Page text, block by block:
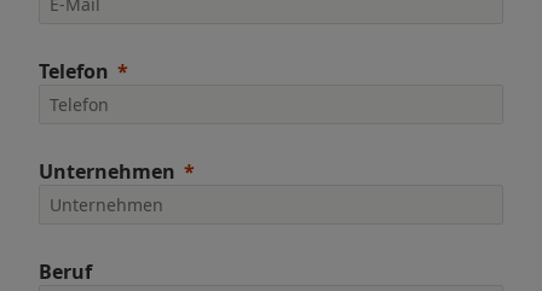
Telefon
Unternehmen
Beruf